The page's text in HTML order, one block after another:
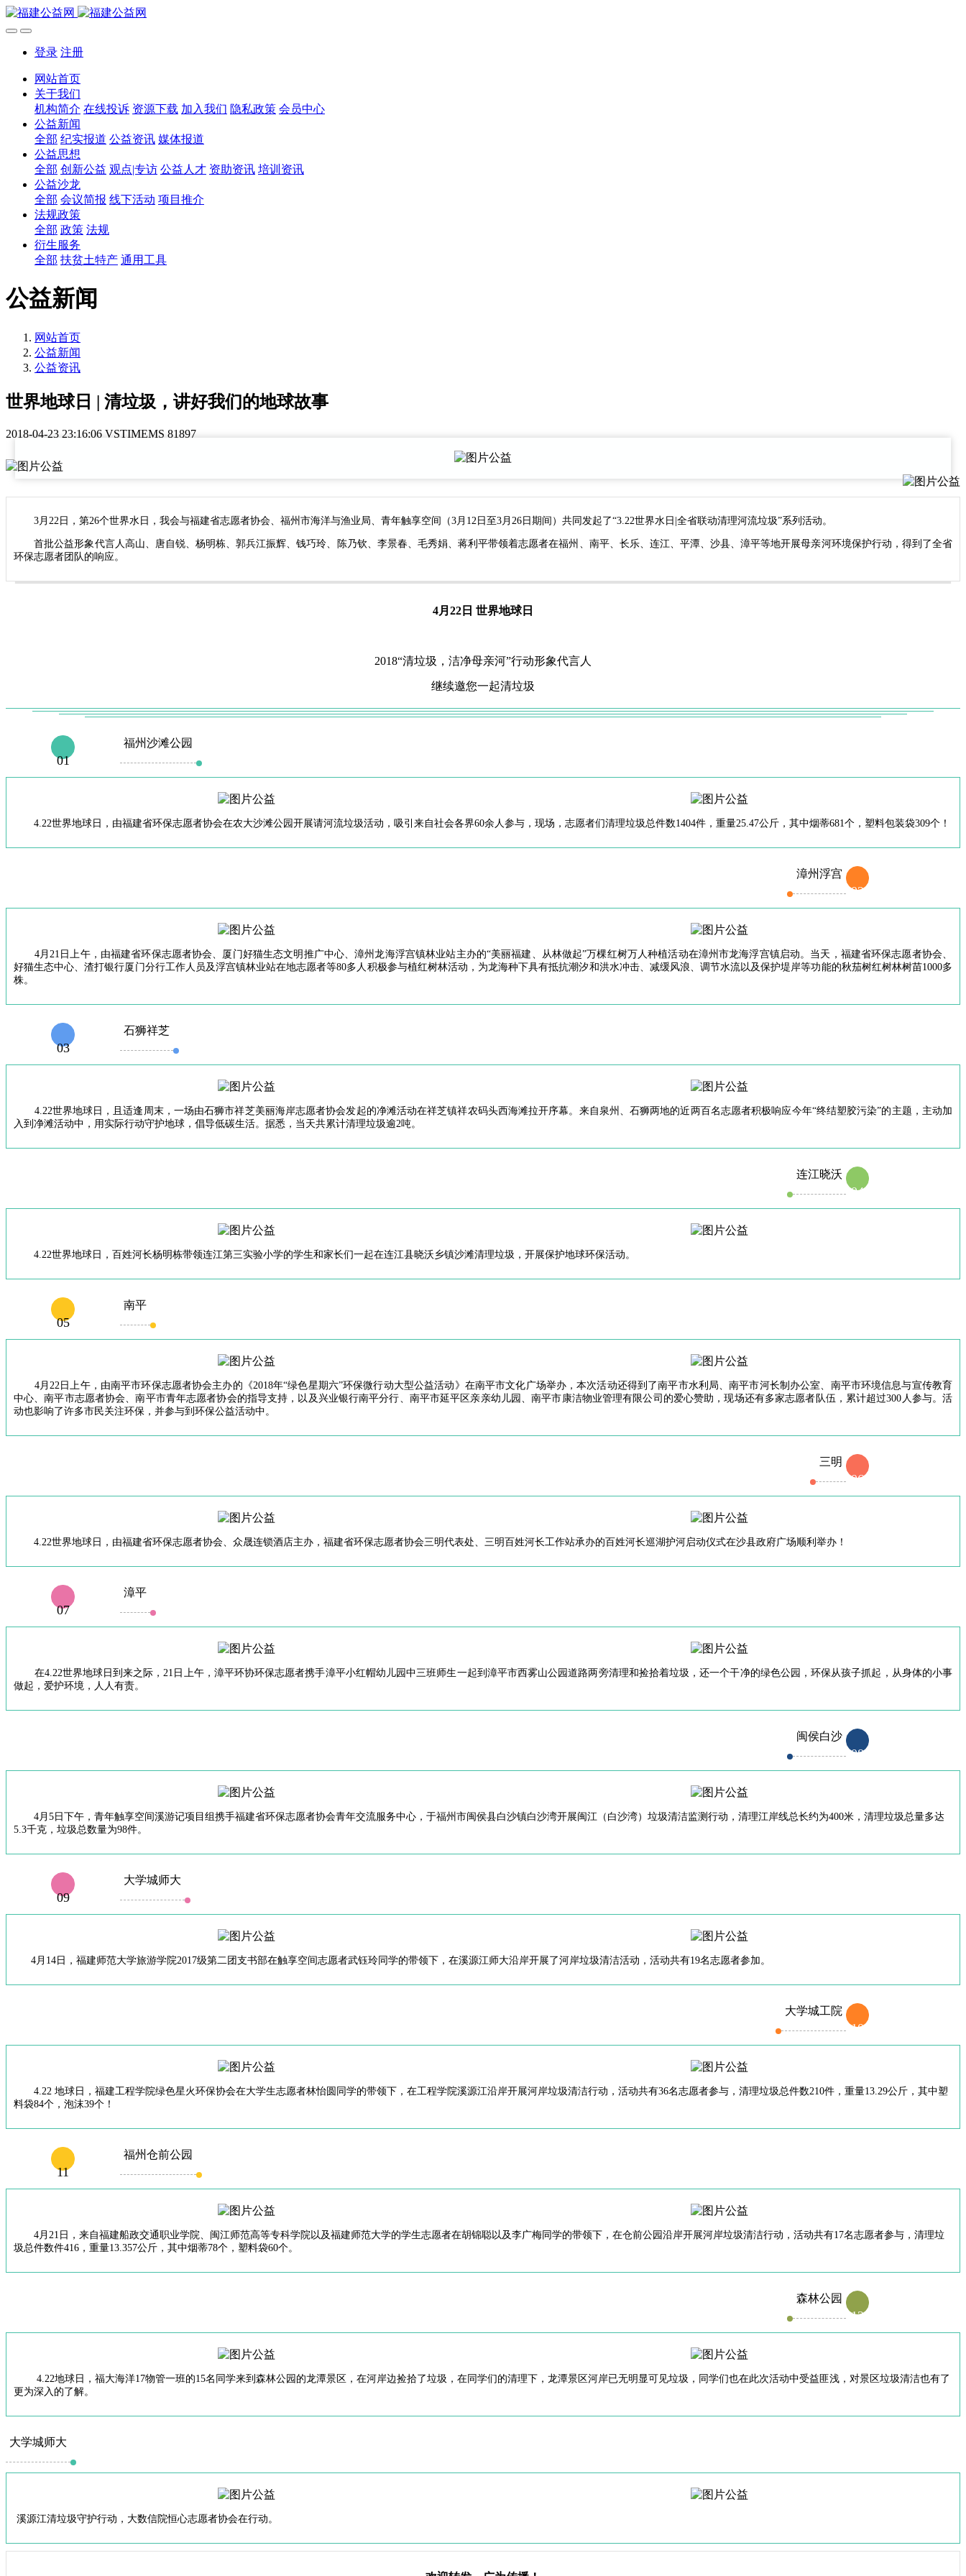
登录 注册
网站首页
关于我们
机构简介 在线投诉 资源下载 加入我们 隐私政策 会员中心
公益新闻
全部 纪实报道 公益资讯 媒体报道
公益思想
全部 创新公益 观点|专访 公益人才 资助资讯 培训资讯
公益沙龙
全部 会议简报 线下活动 项目推介
法规政策
全部 政策 法规
衍生服务
全部 扶贫土特产 通用工具
公益新闻
网站首页
公益新闻
公益资讯
世界地球日 | 清垃圾，讲好我们的地球故事
2018-04-23 23:16:06 VSTIMEMS 81897
3月22日，第26个世界水日，我会与福建省志愿者协会、福州市海洋与渔业局、青年触享空间（3月12日至3月26日期间）共同 发起了“3.22世界水日|全省联动清理河流垃圾”系列活动。
首批公益形象代言人高山、唐自锐、杨明栋、郭兵江振辉、钱巧玲、陈乃钦、李景春、毛秀娟、蒋利平带领着志愿者在福州、南平、长乐、连江、平潭、沙县、漳平等地开展母亲河环境保护行动，得到了全省
环保志愿者团队的响应。
4月22日 世界地球日
2018“清垃圾，洁净母亲河”行动形象代言人
继续邀您一起清垃圾
01
福州沙滩公园
4.22世界地球日，由福建省环保志愿者协会在农大沙滩公园开展请河流垃圾活动，吸引来自社会各界60余人参与，现场，志愿者们清理垃圾总件数1404件，重量25.47公斤，其中烟蒂681个，塑料包装袋309个！
漳州浮宫
02
4月21日上午，由福建省环保志愿者协会、厦门好猫生态文明推广中心、漳州龙海浮宫镇林业站主办的“美丽福建、从林做起”万棵红树万人种植活动在漳州市龙海浮宫镇启动。当天，福建省环保志愿者协会、
好猫生态中心、渣打银行厦门分行工作人员及浮宫镇林业站在地志愿者等80多人积极参与植红树林活动，为龙海种下具有抵抗潮汐和洪水冲击、减缓风浪、调节水流以及保护堤岸等功能的秋茄树红树林树苗1000多
株。
03
石狮祥芝
4.22世界地球日，且适逢周末，一场由石狮市祥芝美丽海岸志愿者协会发起的净滩活动在祥芝镇祥农码头西海滩拉开序幕。来自泉州、石狮两地的近两百名志愿者积极响应今年“终结塑胶污染”的主题，主动加
入到净滩活动中，用实际行动守护地球，倡导低碳生活。据悉，当天共累计清理垃圾逾2吨。
连江晓沃
04
4.22世界地球日，百姓河长杨明栋带领连江第三实验小学的学生和家长们一起在连江县晓沃乡镇沙滩清理垃圾，开展保护地球环保活动。
05
南平
4月22日上午，由南平市环保志愿者协会主办的《2018年“绿色星期六”环保微行动大型公益活动》在南平市文化广场举办，本次活动还得到了南平市水利局、南平市河长制办公室、南平市环境信息与宣传教育
中心、南平市志愿者协会、南平市青年志愿者协会的指导支持，以及兴业银行南平分行、南平市延平区亲亲幼儿园、南平市康洁物业管理有限公司的爱心赞助，现场还有多家志愿者队伍，累计超过300人参与。活
动也影响了许多市民关注环保，并参与到环保公益活动中。
三明
06
4.22世界地球日，由福建省环保志愿者协会、众晟连锁酒店主办，福建省环保志愿者协会三明代表处、三明百姓河长工作站承办的百姓河长巡湖护河启动仪式在沙县政府广场顺利举办！
07
漳平
在4.22世界地球日到来之际，21日上午，漳平环协环保志愿者携手漳平小红帽幼儿园中三班师生一起到漳平市西雾山公园道路两旁清理和捡拾着垃圾，还一个干净的绿色公园，环保从孩子抓起，从身体的小事
做起，爱护环境，人人有责。
闽侯白沙
08
4月5日下午，青年触享空间溪游记项目组携手福建省环保志愿者协会青年交流服务中心，于福州市闽侯县白沙镇白沙湾开展闽江（白沙湾）垃圾清洁监测行动，清理江岸线总长约为400米，清理垃圾总量多达
5.3千克，垃圾总数量为98件。
09
大学城师大
4月14日，福建师范大学旅游学院2017级第二团支书部在触享空间志愿者武钰玲同学的带领下，在溪源江师大沿岸开展了河岸垃圾清洁活动，活动共有19名志愿者参加。
大学城工院
10
4.22 地球日，福建工程学院绿色星火环保协会在大学生志愿者林怡圆同学的带领下，在工程学院溪源江沿岸开展河岸垃圾清洁行动，活动共有36名志愿者参与，清理垃圾总件数210件，重量13.29公斤，其中塑
料袋84个，泡沫39个！
11
福州仓前公园
4月21日，来自福建船政交通职业学院、闽江师范高等专科学院以及福建师范大学的学生志愿者在胡锦聪以及李广梅同学的带领下，在仓前公园沿岸开展河岸垃圾清洁行动，活动共有17名志愿者参与，清理垃
圾总件数件416，重量13.357公斤，其中烟蒂78个，塑料袋60个。
森林公园
12
4.22地球日，福大海洋17物管一班的15名同学来到森林公园的龙潭景区，在河岸边捡拾了垃圾，在同学们的清理下，龙潭景区河岸已无明显可见垃圾，同学们也在此次活动中受益匪浅，对景区垃圾清洁也有了
更为深入的了解。
大学城师大
溪源江清垃圾守护行动，大数信院恒心志愿者协会在行动。